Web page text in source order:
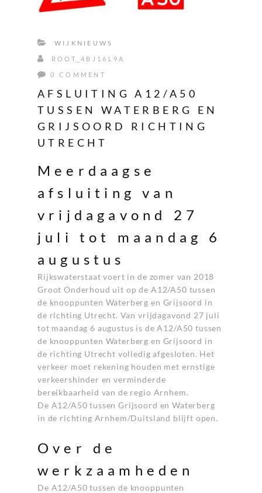
WIJKNIEUWS
ROOT_4BJ16L9A
0 COMMENT
AFSLUITING A12/A50
TUSSEN WATERBERG EN
GRIJSOORD RICHTING
UTRECHT
Meerdaagse
afsluiting van
vrijdagavond 27
juli tot maandag 6
augustus
Rijkswaterstaat voert in de zomer van 2018
Groot Onderhoud uit op de A12/A50 tussen
de knooppunten Waterberg en Grijsoord in
de richting Utrecht. Van vrijdagavond 27 juli
tot maandag 6 augustus is de A12/A50 tussen
de knooppunten Waterberg en Grijsoord in
de richting Utrecht volledig afgesloten. Het
verkeer moet rekening houden met ernstige
verkeershinder en verminderde
bereikbaarheid van de regio Arnhem.
De A12/A50 tussen Grijsoord en Waterberg
in de richting Arnhem/Duitsland blijft open.
Over de
werkzaamheden
De A12/A50 tussen de knooppunten